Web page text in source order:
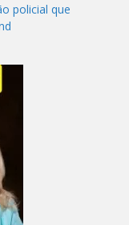
policial que